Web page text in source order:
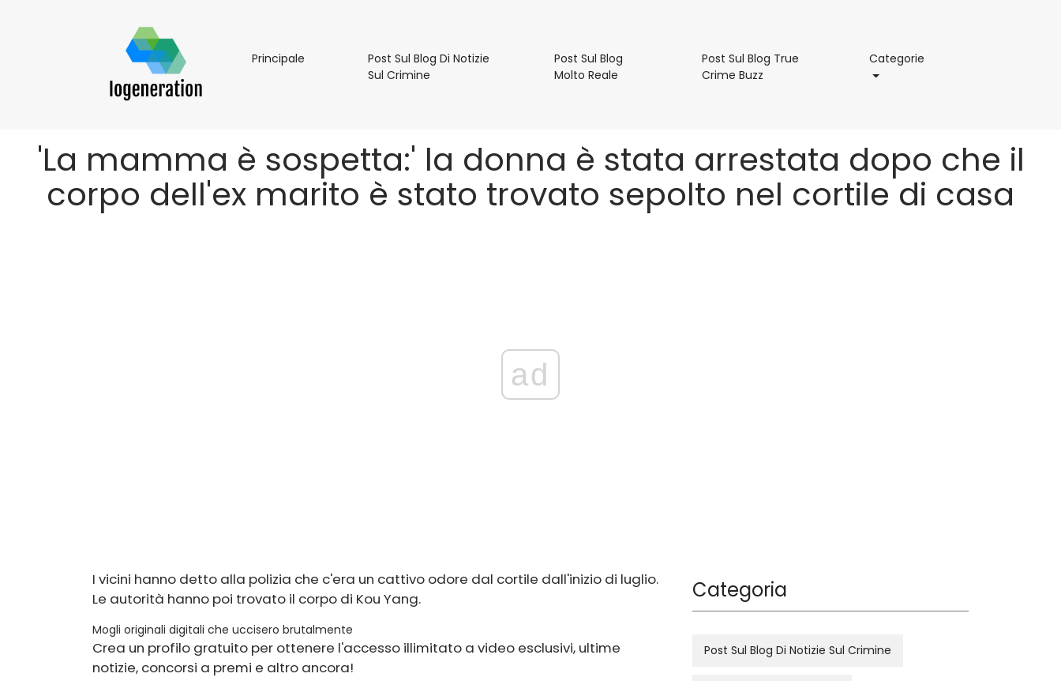
PrincipalePrincipale
Post Sul Blog Di Notizie
Sul CriminePost
Sul
Crimine
Post Sul Blog
Molto RealePost
Post Sul Blog True
Crime BuzzPost
Buzz
Categorie
'La mamma è sospetta:' la donna è stata arrestata dopo che il
corpo dell'ex marito è stato trovato sepolto nel cortile di casa
ad
I vicini hanno detto alla polizia che c'era un cattivo odore dal cortile dall'inizio di luglio.
Le autorità hanno poi trovato il corpo di Kou Yang.
Mogli originali digitali che uccisero brutalmente
Crea un profilo gratuito per ottenere l'accesso illimitato a video esclusivi, ultime
notizie, concorsi a premi e altro ancora!
Categoria
Post Sul Blog Di Notizie Sul Crimine